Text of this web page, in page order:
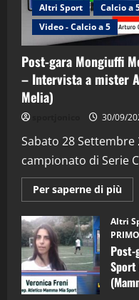
Altri Sport Calcio a
Video - Calcio a 5
Post-gara Mongiuffi
– Intervista a mister
Melia)
30/09/
Sabato 28
campionato di Serie
Per saperne di più
–
Mia
Altri
Post-
2 28/
3 21/
4 15/